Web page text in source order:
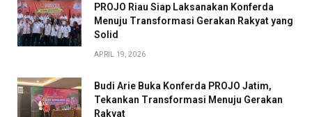
PROJO Riau Siap Laksanakan Konferda
Menuju Transformasi Gerakan Rakyat yang
Solid
APRIL 19, 2026
Budi Arie Buka Konferda PROJO Jatim,
Tekankan Transformasi Menuju Gerakan
Rakyat